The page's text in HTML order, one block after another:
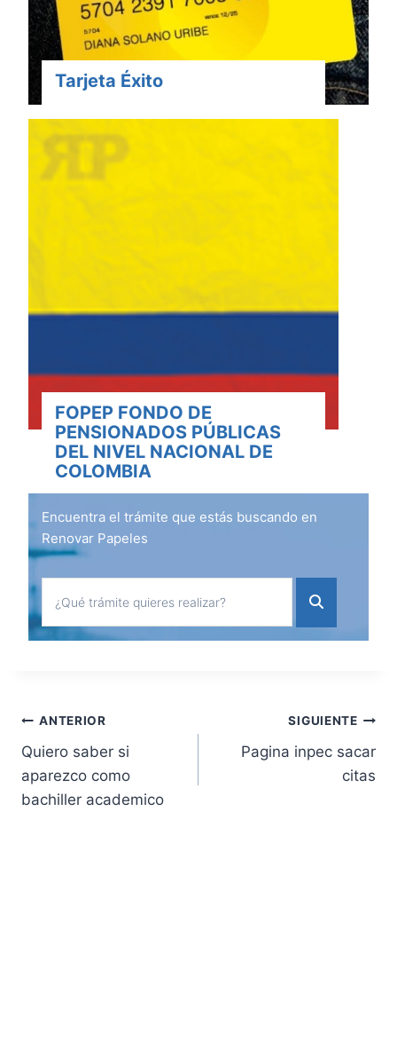
Tarjeta Éxito
FOPEP FONDO DE
PENSIONADOS PÚBLICAS
DEL NIVEL NACIONAL DE
COLOMBIA
Encuentra el trámite que estás buscando en
Renovar Papeles
Navegación
de
entradas
ANTERIOR
Quiero saber si
aparezco como
bachiller academico
SIGUIENTE
Pagina inpec sacar
citas